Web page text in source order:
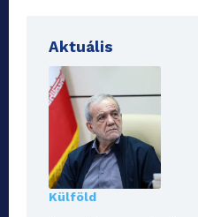
Aktuális
Külföld